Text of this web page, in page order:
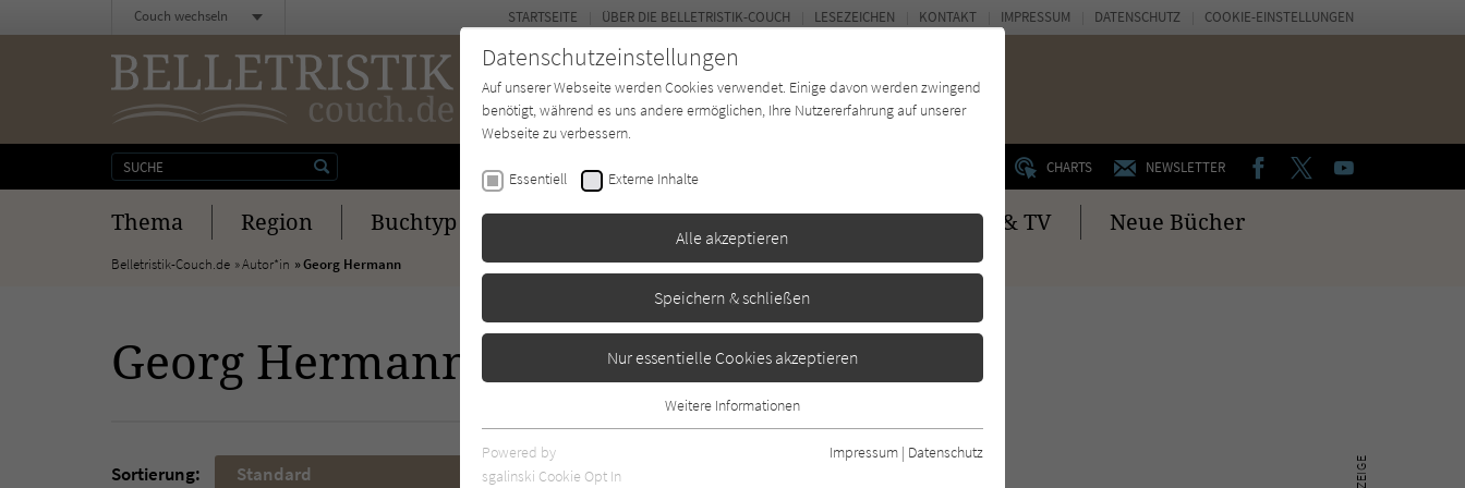
CHARTS NEWSLETTER FACEBOOKTWITTERYOUTUBE
Thema Region Buchtyp Autor*in Verlage Magazin Kino & TV Neue Bücher
STARTSEITE ÜBER DIE BELLETRISTIK-COUCH LESEZEICHEN KONTAKT IMPRESSUM DATENSCHUTZ COOKIE-EINSTELLUNGEN
Couch wechseln
Belletristik-Couch.de Autor*in Georg Hermann
Georg Hermann
Sortierung:
Standard
Datenschutzeinstellungen
Auf unserer Webseite werden Cookies verwendet. Einige davon werden zwingend
benötigt, während es uns andere ermöglichen, Ihre Nutzererfahrung auf unserer
Webseite zu verbessern.
Essentiell Externe Inhalte
Alle akzeptieren
Speichern & schließen
Nur essentielle Cookies akzeptieren
Essentielle Cookies werden für grundlegende Funktionen der Webseite
benötigt. Dadurch ist gewährleistet, dass die Webseite einwandfrei
Weitere Informationen
Powered by
sgalinski Cookie Opt In
Impressum | Datenschutz